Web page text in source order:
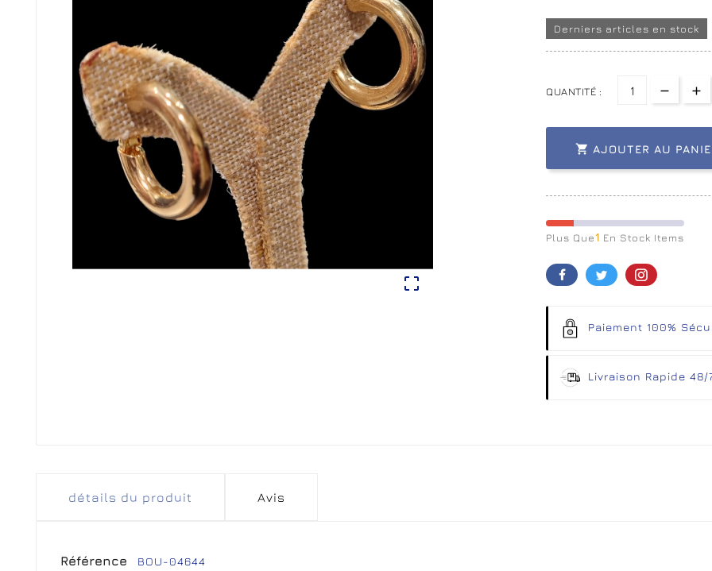

Derniers articles en stock
QUANTITÉ :
 AJOUTER AU
Plus Que1 En Stock Items
Paiement 100%
Livraison Rapide 48/
détails du produit Avis
Référence BOU-04644